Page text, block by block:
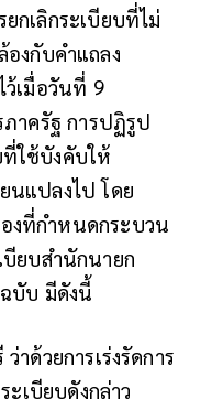
กเลิกระเบียบที่ไม่
องกับคำแถลง
ว้เมื่อวันที่ 9
าครัฐ การปฏิรูป
ใช้บังคับให้
นแปลงไป โดย
งที่กำหนดกระบวน
ยบสำนักนายก
บับ มีดังนี้
าด้วยการเร่งรัดการ
เบียบดังกล่าว